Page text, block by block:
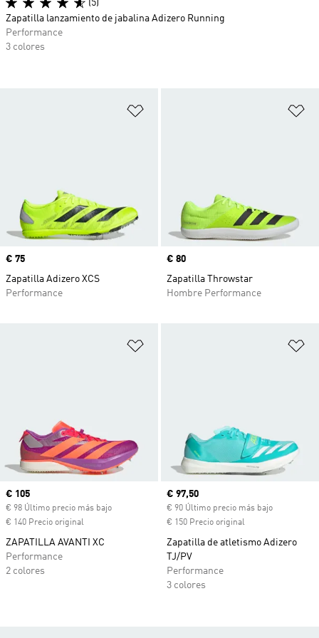
Precio
€ 75
Zapatilla Adizero XCS
Performance
Precio
€ 80
Zapatilla Throwstar
Hombre Performance
Precio actual
€ 105
€ 98 Último precio más bajo
€ 140 Precio original
ZAPATILLA AVANTI XC
Performance
2 colores
Precio actual
€ 97,50
€ 90 Último precio más bajo
€ 150 Precio original
Zapatilla de atletismo Adizero
TJ/PV
Performance
3 colores
(5)
Zapatilla lanzamiento de jabalina Adizero Running
Performance
3 colores